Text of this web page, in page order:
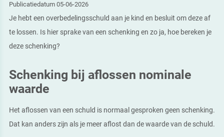
Publicatiedatum 05-06-2026
Je hebt een overbedelingsschuld aan je kind en besluit om deze af
te lossen. Is hier sprake van een schenking en zo ja, hoe bereken je
deze schenking?
Schenking bij aflossen nominale
waarde
Het aflossen van een schuld is normaal gesproken geen schenking.
Dat kan anders zijn als je meer aflost dan de waarde van de schuld.